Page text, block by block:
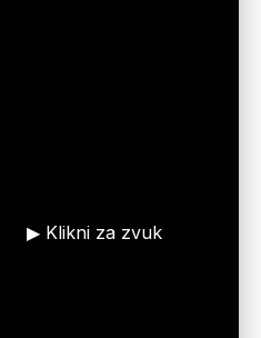
otkrića s visokim
i rehabilitaciju,
pomažući im da
▶ Klikni za zvuk